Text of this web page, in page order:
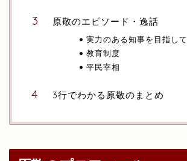
原敬のエピソード・逸話
実力のある知事を目指して
教育制度
平民宰相
3行でわかる原敬のまとめ